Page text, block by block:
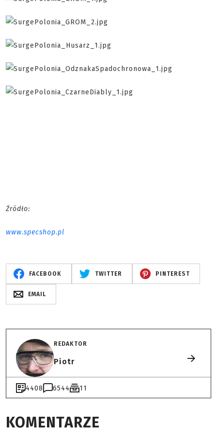
Źródło:
www.specshop.pl
FACEBOOK TWITTER PINTEREST
EMAIL
REDAKTOR
Piotr
4408 6544 11
KOMENTARZE